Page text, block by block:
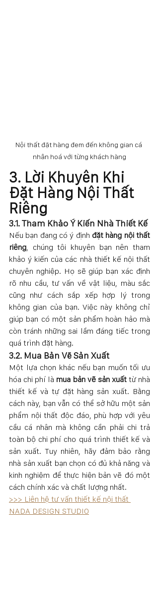
Nội thất đặt hàng đem đến không gian cá
nhân hoá với từng khách hàng
3. Lời Khuyên Khi
Đặt Hàng Nội Thất
Riêng
3.1. Tham Khảo Ý Kiến Nhà Thiết Kế
Nếu bạn đang có ý định đặt hàng nội thất
riêng, chúng tôi khuyên bạn nên tham
khảo ý kiến của các nhà thiết kế nội thất
chuyên nghiệp. Họ sẽ giúp bạn xác định
rõ nhu cầu, tư vấn về vật liệu, màu sắc
cũng như cách sắp xếp hợp lý trong
không gian của bạn. Việc này không chỉ
giúp bạn có một sản phẩm hoàn hảo mà
còn tránh những sai lầm đáng tiếc trong
quá trình đặt hàng.
3.2. Mua Bản Vẽ Sản Xuất
Một lựa chọn khác nếu bạn muốn tối ưu
hóa chi phí là mua bản vẽ sản xuất từ nhà
thiết kế và tự đặt hàng sản xuất. Bằng
cách này, bạn vẫn có thể sở hữu một sản
phẩm nội thất độc đáo, phù hợp với yêu
cầu cá nhân mà không cần phải chi trả
toàn bộ chi phí cho quá trình thiết kế và
sản xuất. Tuy nhiên, hãy đảm bảo rằng
nhà sản xuất bạn chọn có đủ khả năng và
kinh nghiệm để thực hiện bản vẽ đó một
cách chính xác và chất lượng nhất.
>>> Liên hệ tư vấn thiết kế nội thất
NADA DESIGN STUDIO